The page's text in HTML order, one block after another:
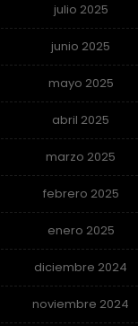
julio 2025
junio 2025
mayo 2025
abril 2025
marzo 2025
febrero 2025
enero 2025
diciembre 2024
noviembre 2024